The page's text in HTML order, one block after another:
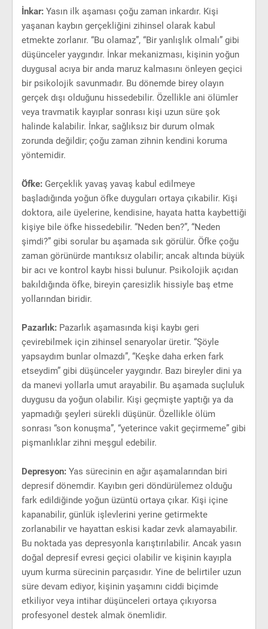
İnkar: Yasın ilk aşaması çoğu zaman inkardır. Kişi
yaşanan kaybın gerçekliğini zihinsel olarak kabul
etmekte zorlanır. “Bu olamaz”, “Bir yanlışlık olmalı” gibi
düşünceler yaygındır. İnkar mekanizması, kişinin yoğun
duygusal acıya bir anda maruz kalmasını önleyen geçici
bir psikolojik savunmadır. Bu dönemde birey olayın
gerçek dışı olduğunu hissedebilir. Özellikle ani ölümler
veya travmatik kayıplar sonrası kişi uzun süre şok
halinde kalabilir. İnkar, sağlıksız bir durum olmak
zorunda değildir; çoğu zaman zihnin kendini koruma
yöntemidir.
Öfke: Gerçeklik yavaş yavaş kabul edilmeye
başladığında yoğun öfke duyguları ortaya çıkabilir. Kişi
doktora, aile üyelerine, kendisine, hayata hatta kaybettiği
kişiye bile öfke hissedebilir. “Neden ben?”, “Neden
şimdi?” gibi sorular bu aşamada sık görülür. Öfke çoğu
zaman görünürde mantıksız olabilir; ancak altında büyük
bir acı ve kontrol kaybı hissi bulunur. Psikolojik açıdan
bakıldığında öfke, bireyin çaresizlik hissiyle baş etme
yollarından biridir.
Pazarlık: Pazarlık aşamasında kişi kaybı geri
çevirebilmek için zihinsel senaryolar üretir. “Şöyle
yapsaydım bunlar olmazdı”, “Keşke daha erken fark
etseydim” gibi düşünceler yaygındır. Bazı bireyler dini ya
da manevi yollarla umut arayabilir. Bu aşamada suçluluk
duygusu da yoğun olabilir. Kişi geçmişte yaptığı ya da
yapmadığı şeyleri sürekli düşünür. Özellikle ölüm
sonrası “son konuşma”, “yeterince vakit geçirmeme” gibi
pişmanlıklar zihni meşgul edebilir.
Depresyon: Yas sürecinin en ağır aşamalarından biri
depresif dönemdir. Kayıbın geri döndürülemez olduğu
fark edildiğinde yoğun üzüntü ortaya çıkar. Kişi içine
kapanabilir, günlük işlevlerini yerine getirmekte
zorlanabilir ve hayattan eskisi kadar zevk alamayabilir.
Bu noktada yas depresyonla karıştırılabilir. Ancak yasın
doğal depresif evresi geçici olabilir ve kişinin kayıpla
uyum kurma sürecinin parçasıdır. Yine de belirtiler uzun
süre devam ediyor, kişinin yaşamını ciddi biçimde
etkiliyor veya intihar düşünceleri ortaya çıkıyorsa
profesyonel destek almak önemlidir.